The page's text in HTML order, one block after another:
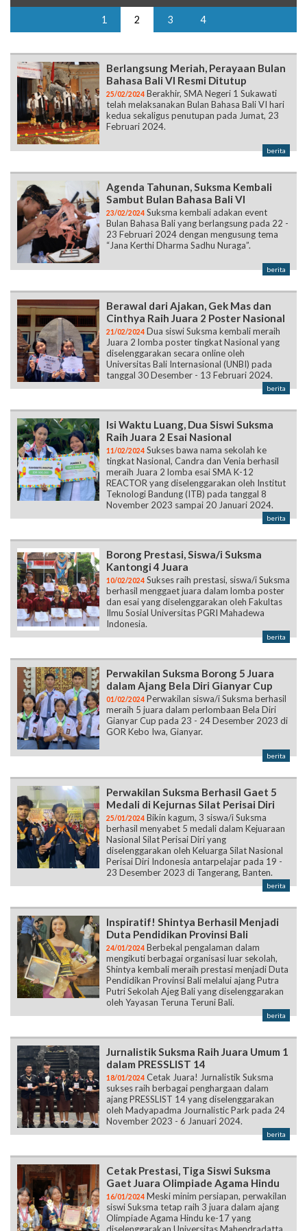
1 2 3 4
Berlangsung Meriah, Perayaan Bulan
Bahasa Bali VI Resmi Ditutup
25/02/2024 Berakhir, SMA Negeri 1 Sukawati
telah melaksanakan Bulan Bahasa Bali VI hari
kedua sekaligus penutupan pada Jumat, 23
Februari 2024.
berita
Agenda Tahunan, Suksma Kembali
Sambut Bulan Bahasa Bali VI
23/02/2024 Suksma kembali adakan event
Bulan Bahasa Bali yang berlangsung pada 22 -
23 Februari 2024 dengan mengusung tema
“Jana Kerthi Dharma Sadhu Nuraga”.
berita
Berawal dari Ajakan, Gek Mas dan
Cinthya Raih Juara 2 Poster Nasional
21/02/2024 Dua siswi Suksma kembali meraih
Juara 2 lomba poster tingkat Nasional yang
diselenggarakan secara online oleh
Universitas Bali Internasional (UNBI) pada
tanggal 30 Desember - 13 Februari 2024.
berita
Isi Waktu Luang, Dua Siswi Suksma
Raih Juara 2 Esai Nasional
11/02/2024 Sukses bawa nama sekolah ke
tingkat Nasional, Candra dan Venia berhasil
meraih Juara 2 lomba esai SMA K-12
REACTOR yang diselenggarakan oleh Institut
Teknologi Bandung (ITB) pada tanggal 8
November 2023 sampai 20 Januari 2024.
berita
Borong Prestasi, Siswa/i Suksma
Kantongi 4 Juara
10/02/2024 Sukses raih prestasi, siswa/i Suksma
berhasil menggaet juara dalam lomba poster
dan esai yang diselenggarakan oleh Fakultas
Ilmu Sosial Universitas PGRI Mahadewa
Indonesia.
berita
Perwakilan Suksma Borong 5 Juara
dalam Ajang Bela Diri Gianyar Cup
01/02/2024 Perwakilan siswa/i Suksma berhasil
meraih 5 juara dalam perlombaan Bela Diri
Gianyar Cup pada 23 - 24 Desember 2023 di
GOR Kebo Iwa, Gianyar.
berita
Perwakilan Suksma Berhasil Gaet 5
Medali di Kejurnas Silat Perisai Diri
25/01/2024 Bikin kagum, 3 siswa/i Suksma
berhasil menyabet 5 medali dalam Kejuaraan
Nasional Silat Perisai Diri yang
diselenggarakan oleh Keluarga Silat Nasional
Perisai Diri Indonesia antarpelajar pada 19 -
23 Desember 2023 di Tangerang, Banten.
berita
Inspiratif! Shintya Berhasil Menjadi
Duta Pendidikan Provinsi Bali
24/01/2024 Berbekal pengalaman dalam
mengikuti berbagai organisasi luar sekolah,
Shintya kembali meraih prestasi menjadi Duta
Pendidikan Provinsi Bali melalui ajang Putra
Putri Sekolah Ajeg Bali yang diselenggarakan
oleh Yayasan Teruna Teruni Bali.
berita
Jurnalistik Suksma Raih Juara Umum 1
dalam PRESSLIST 14
18/01/2024 Cetak Juara! Jurnalistik Suksma
sukses raih berbagai penghargaan dalam
ajang PRESSLIST 14 yang diselenggarakan
oleh Madyapadma Journalistic Park pada 24
November 2023 - 6 Januari 2024.
berita
Cetak Prestasi, Tiga Siswi Suksma
Gaet Juara Olimpiade Agama Hindu
16/01/2024 Meski minim persiapan, perwakilan
siswi Suksma tetap raih 3 juara dalam ajang
Olimpiade Agama Hindu ke-17 yang